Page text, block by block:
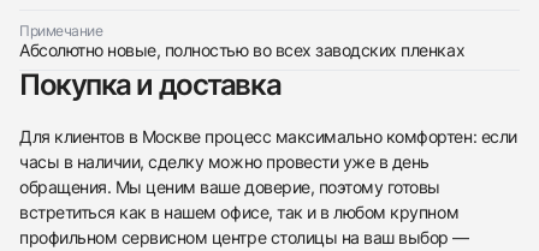
Примечание
Абсолютно новые, полностью во всех заводских пленках
Покупка и доставка
Для клиентов в Москве процесс максимально комфортен: если
часы в наличии, сделку можно провести уже в день
обращения. Мы ценим ваше доверие, поэтому готовы
встретиться как в нашем офисе, так и в любом крупном
профильном сервисном центре столицы на ваш выбор —